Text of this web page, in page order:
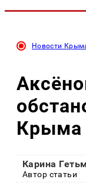
Новости
Крыма
Карина
Автор статьи